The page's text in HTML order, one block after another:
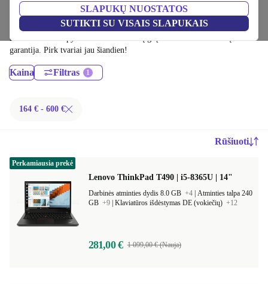
SLAPUKŲ NUOSTATOS
SUTIKTI SU VISAIS SLAPUKAIS
Lenovo nešiojamieji kompiuteriai:
Sertifikuoti profesionaliai atnaujinti Lenovo nešiojamieji kompiuteriai
iki 600 € – sutaupyk iki 40 %. 30 dienų grąžinimai ir 12 mėnesių
garantija. Pirk tvariai jau šiandien!
Kaina Filtras
164 € - 600 €
Rūšiuoti
Lenovo ThinkPad T490 | i5-8365U | 14"
Darbinės atminties dydis 8.0 GB +4 Atminties talpa 240
GB +9 Klaviatūros išdėstymas DE (vokiečių) +12
281,00 € 1 099,00 € (Nauja)
Perkamiausia prekė